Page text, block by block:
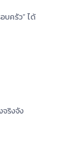
บครัว” ได้
จริงจัง